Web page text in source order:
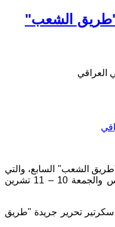
"طريق الشعب"
العراقي
الشعب" السابع، والتي
تحتضنها حدائق ابو نؤاس يومي الخميس والجمعة 10 – 11 تشرين
سكرتير تحرير جريدة "طريق